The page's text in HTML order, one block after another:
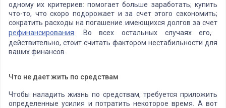
одному их критериев: помогает больше заработать; купить
что-то, что скоро подорожает и за счет этого сэкономить;
сократить расходы на погашение имеющихся долгов за счет
рефинансирования . Во всех остальных случаях его,
действительно, стоит считать фактором нестабильности для
ваших финансов.
Что не дает жить по средствам
Чтобы наладить жизнь по средствам, требуется приложить
определенные усилия и потратить некоторое время. А вот